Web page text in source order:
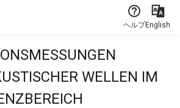
ヘルプEnglish
WELLEN IM